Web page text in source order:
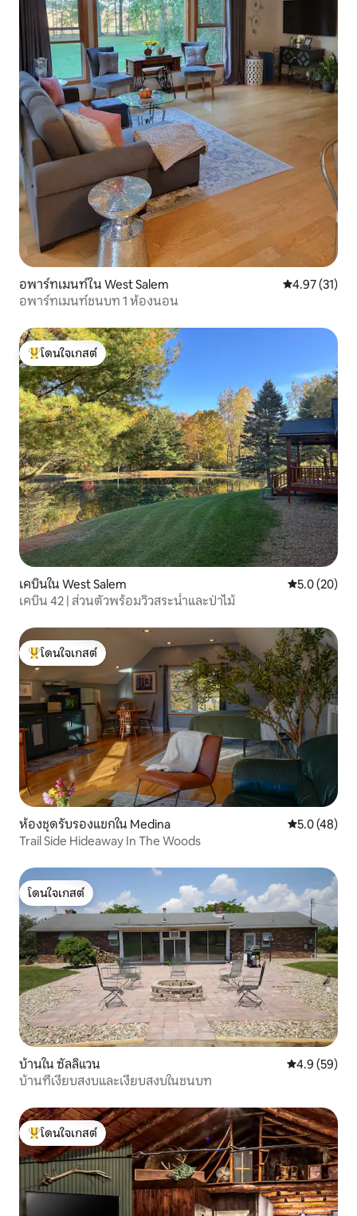
อพาร์ทเมนท์ใน West Salem คะแนนเฉลี่ย
4.97 (31)
อพาร์ทเมนท์ชนบท 1 ห้องนอน
โดนใจเกสต์ที่สุด
โดนใจเกสต์
เคบินใน West Salem คะแนนเฉลี่ย
5.0 (20)
เคบิน 42 | ส่วนตัวพร้อมวิวสระน้ำและป่าไม้
โดนใจเกสต์ที่สุด
โดนใจเกสต์
ห้องชุดรับรองแขกใน Medina คะแนนเฉลี่ย
5.0 (48)
Trail Side Hideaway In The Woods
โดนใจเกสต์
โดนใจเกสต์
บ้านใน ซัลลิแวน คะแนนเฉลี่ย
4.9 (59)
บ้านที่เงียบสงบและเงียบสงบในชนบท
โดนใจเกสต์ที่สุด
โดนใจเกสต์